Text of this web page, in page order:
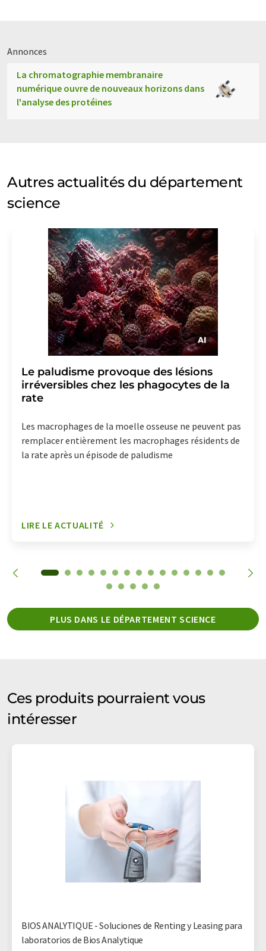
Annonces
La chromatographie membranaire
numérique ouvre de nouveaux horizons dans
l'analyse des protéines
Autres actualités du département
science
Le paludisme provoque des lésions
irréversibles chez les phagocytes de la
rate
Les macrophages de la moelle osseuse ne peuvent pas
remplacer entièrement les macrophages résidents de
la rate après un épisode de paludisme
LIRE LE ACTUALITÉ
PLUS DANS LE DÉPARTEMENT SCIENCE
Ces produits pourraient vous
intéresser
BIOS ANALYTIQUE - Soluciones de Renting y Leasing para
laboratorios de Bios Analytique